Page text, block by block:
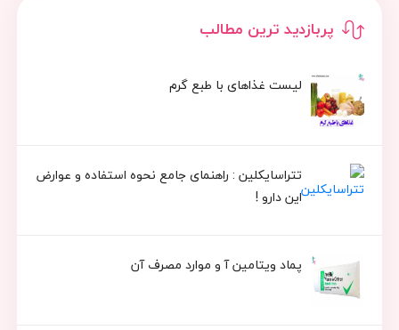
پربازدید ترین مطالب
لیست غذاهای با طبع گرم
تتراسایکلین : راهنمای جامع نحوه استفاده و عوارض
این دارو !
پماد ویتامین آ و موارد مصرف آن